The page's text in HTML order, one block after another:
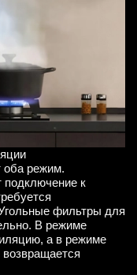
оба режим.
подключение к
фильтры для
В режиме
а в режиме